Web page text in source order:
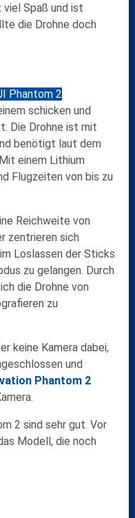
viel Spaß und ist
die Drohne doch
Phantom 2
schicken und
Die Drohne ist mit
benötigt laut dem
einem Lithium
Flugzeiten von bis zu
Reichweite von
zentrieren sich
Loslassen der Sticks
zu gelangen. Durch
die Drohne von
zu
keine Kamera dabei,
und
Phantom 2
2 sind sehr gut. Vor
Modell, die noch